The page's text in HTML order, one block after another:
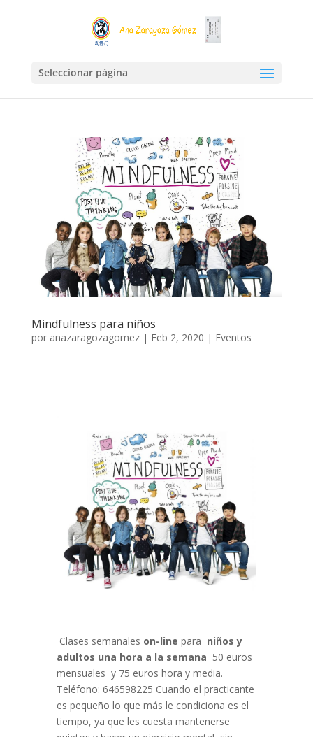
Seleccionar página
Mindfulness para niños
por anazaragozagomez| Feb 2, 2020 | Eventos
Clases semanales on-line para niños y
adultos una hora a la semana 50 euros
mensuales y 75 euros hora y media.
Teléfono: 646598225 Cuando el practicante
es pequeño lo que más le condiciona es el
tiempo, ya que les cuesta mantenerse